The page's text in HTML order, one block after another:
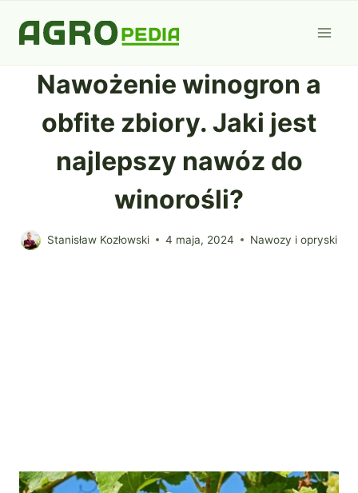
Nawożenie winogron a
obfite zbiory. Jaki jest
najlepszy nawóz do
winorośli?
Stanisław Kozłowski 4 maja, 2024 Nawozy i opryski